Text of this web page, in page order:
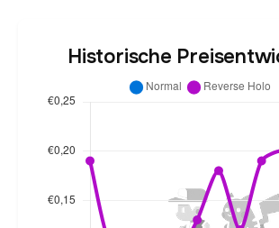
Historische